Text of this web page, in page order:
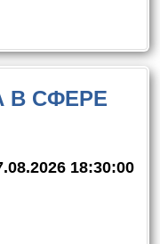
В СФЕРЕ
18:30:00